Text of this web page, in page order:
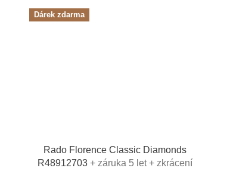
Dárek zdarma
Rado Florence Classic Diamonds
R48912703 + záruka 5 let + zkrácení